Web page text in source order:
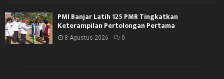
PMI Banjar Latih 125 PMR Tingkatkan
Keterampilan Pertolongan Pertama
8 Agustus 2026 0